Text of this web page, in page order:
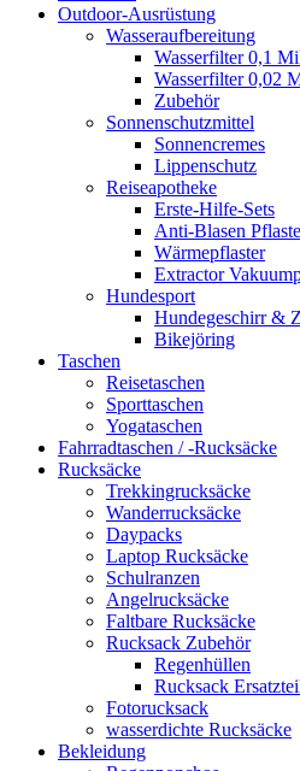
Outdoor-Ausrüstung
Wasseraufbereitung
Wasserfilter 0,1
Wasserfilter 0,02
Zubehör
Sonnenschutzmittel
Sonnencremes
Lippenschutz
Reiseapotheke
Erste-Hilfe-Sets
Anti-Blasen
Wärmepflaster
Extractor
Hundesport
Hundegeschirr &
Bikejöring
Taschen
Reisetaschen
Sporttaschen
Yogataschen
Fahrradtaschen / -Rucksäcke
Rucksäcke
Trekkingrucksäcke
Wanderrucksäcke
Daypacks
Laptop Rucksäcke
Schulranzen
Angelrucksäcke
Faltbare Rucksäcke
Rucksack Zubehör
Regenhüllen
Rucksack
Fotorucksack
wasserdichte Rucksäcke
Bekleidung